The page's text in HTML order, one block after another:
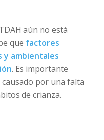
aún no está
que factores
y ambientales
. Es importante
causado por una falta
de crianza.